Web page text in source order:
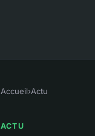
Accueil›Actu
ACTU